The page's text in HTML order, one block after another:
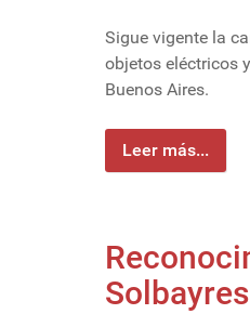
Sigue vigente la
objetos eléctricos
Buenos Aires.
Leer más...